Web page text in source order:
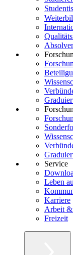
Service
Leben
Karriere
Arbeit &
Freizeit